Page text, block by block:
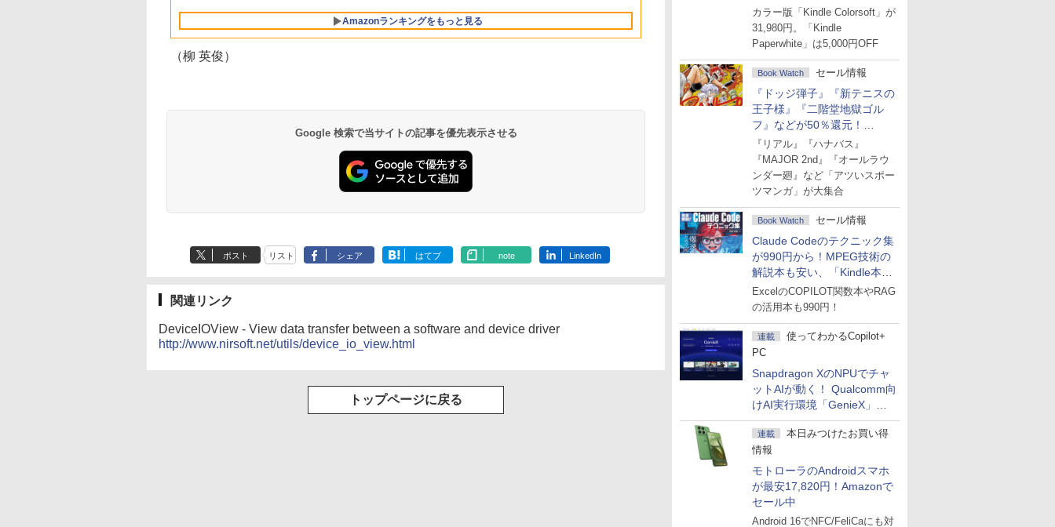
カラー版「Kindle Colorsoft」が
31,980円。「Kindle
Paperwhite」は5,000円OFF
Book Watch セール情報
『ドッジ弾子』『新テニスの
王子様』『二階堂地獄ゴル
フ』などが50％還元！
Amazonマンガ週末セール
『リアル』『ハナバス』
『MAJOR 2nd』『オールラウ
ンダー廻』など「アツいスポー
ツマンガ」が大集合
Book Watch セール情報
Claude Codeのテクニック集
が990円から！MPEG技術の
解説本も安い、「Kindle本サ
マーセール」第2弾開始！
ExcelのCOPILOT関数本やRAG
の活用本も990円！
連載
使ってわかるCopilot+
PC
Snapdragon XのNPUでチャ
ットAIが動く！ Qualcomm向
けAI実行環境「GenieX」を
試してみた
連載
本日みつけたお買い得
情報
モトローラのAndroidスマホ
が最安17,820円！Amazonで
セール中
Android 16でNFC/FeliCaにも対
設計、Liquid Retina
ユニファイドメモ
リ、512GB SSDスト
レージ、1080p
Retinaディスプレ
イ、16GBユニファイ
ドメモリ、512GB
FMVWK3E15W_AZ
Amazonランキングをもっと見る
ブロックス | オンラ
インコード版
Robloxギフトカード
ブロックス |オンライ
ンコード版
Microsoft Office
10/mac対応|PC2台
Robloxギフトカード
ロブロックス | オン
ラインコード版
AIイラスト表現辞典:
Labo)
1冊ですべて身につく
ClaudeCode いちば
もコンテンツ作成に
もKindle出版にも！
レータ紹介
チディスプレイ電子
書籍リーダー、マッ
調節ライト、12週間
持続バッテリー、広
Amazon Kindle
テリー、広告なし、
ブラック
Amazon Kindle
ト、最大8週間持続バ
ッテリー、広告無
明るさ自動調整、色調
調節ライト、プレミア
（柳 英俊）
Google 検索で当サイトの記事を優先表示させる
ポスト リスト シェア はてブ note LinkedIn
関連リンク
DeviceIOView - View data transfer between a software and device driver
http://www.nirsoft.net/utils/device_io_view.html
トップページに戻る